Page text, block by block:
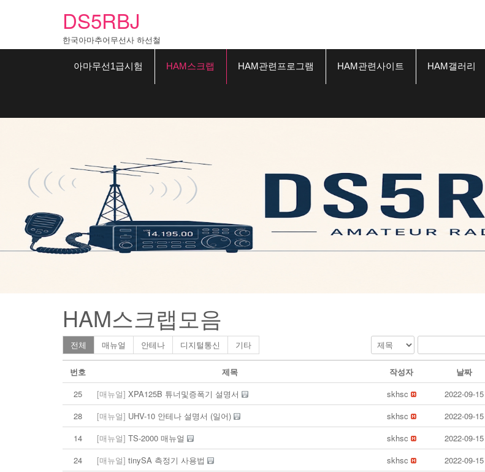
DS5RBJ
한국아마추어무선사 하선철
아마무선1급시험 HAM스크랩 HAM관련프로그램 HAM관련사이트 HAM갤러리
HAM스크랩모음
전체 매뉴얼 안테나 디지털통신 기타
번호 제목 작성자 날짜
25
[매뉴얼] XPA125B 튜너및증폭기 설명서 skhsc 2022-09-15
28
[매뉴얼] UHV-10 안테나 설명서 (일어) skhsc 2022-09-15
14
[매뉴얼] TS-2000 매뉴얼 skhsc 2022-09-15
24
[매뉴얼] tinySA 측정기 사용법 skhsc 2022-09-15